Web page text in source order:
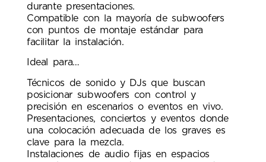
durante presentaciones.
Compatible con la mayoría de subwoofers
con puntos de montaje estándar para
facilitar la instalación.
Ideal para…
Técnicos de sonido y DJs que buscan
posicionar subwoofers con control y
precisión en escenarios o eventos en vivo.
Presentaciones, conciertos y eventos donde
una colocación adecuada de los graves es
clave para la mezcla.
Instalaciones de audio fijas en espacios